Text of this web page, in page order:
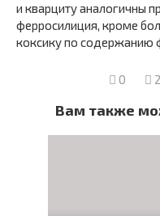
и кварциту аналогичны
ферросилиция, кроме
коксику по содержанию
0
Вам также